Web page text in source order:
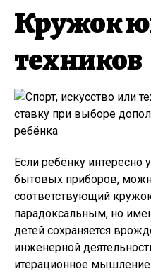
Кружок
техников
Если ребёнку интересно
бытовых приборов,
соответствующий
парадоксальным, но
детей сохраняется
инженерной
итерационное